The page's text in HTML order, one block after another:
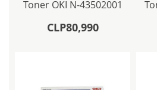
Toner OKI N-43502001
CLP80,990